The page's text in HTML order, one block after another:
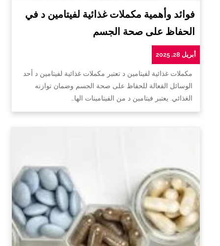
فوائد وأهمية مكملات غذائية لفيتامين د في
الحفاظ على صحة الجسم
أبريل 28, 2025
مكملات غذائية لفيتامين د تعتبر مكملات غذائية لفيتامين د أحد
الوسائل الفعالة للحفاظ على صحة الجسم وضمان توازنه
الغذائي. يعتبر فيتامين د من الفيتامينات الها…